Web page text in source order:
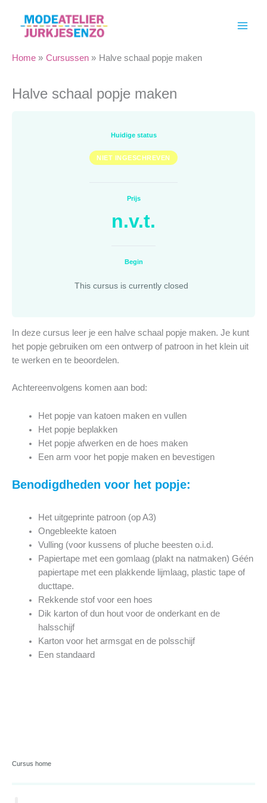
Home
Cursussen Halve schaal popje maken
Cursus home
Halve schaal popje maken
Huidige status
NIET INGESCHREVEN
Prijs
n.v.t.
Begin
This cursus is currently closed
In deze cursus leer je een halve schaal popje maken. Je kunt
het popje gebruiken om een ontwerp of patroon in het klein uit
te werken en te beoordelen.
Achtereenvolgens komen aan bod:
Het popje van katoen maken en vullen
Het popje beplakken
Het popje afwerken en de hoes maken
Een arm voor het popje maken en bevestigen
Benodigdheden voor het popje:
Het uitgeprinte patroon (op A3)
Ongebleekte katoen
Vulling (voor kussens of pluche beesten o.i.d.
Papiertape met een gomlaag (plakt na natmaken) Géén
papiertape met een plakkende lijmlaag, plastic tape of
ducttape.
Rekkende stof voor een hoes
Dik karton of dun hout voor de onderkant en de
halsschijf
Karton voor het armsgat en de polsschijf
Een standaard